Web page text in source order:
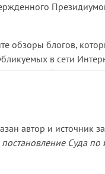
обзоры блогов,
в сети
в блогах истца,
указав,
цитированием,
автор и источник
Суда по